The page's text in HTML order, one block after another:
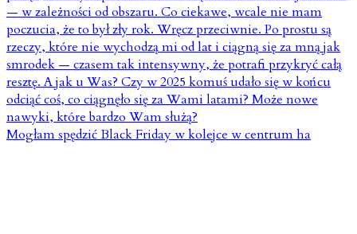
Mogłam spędzić Black Friday w kolejce w centrum ha